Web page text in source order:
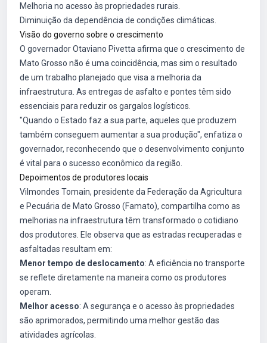
Melhoria no acesso às propriedades rurais.
Diminuição da dependência de condições climáticas.
Visão do governo sobre o crescimento
O governador Otaviano Pivetta afirma que o crescimento de
Mato Grosso não é uma coincidência, mas sim o resultado
de um trabalho planejado que visa a melhoria da
infraestrutura. As entregas de asfalto e pontes têm sido
essenciais para reduzir os gargalos logísticos.
"Quando o Estado faz a sua parte, aqueles que produzem
também conseguem aumentar a sua produção", enfatiza o
governador, reconhecendo que o desenvolvimento conjunto
é vital para o sucesso econômico da região.
Depoimentos de produtores locais
Vilmondes Tomain, presidente da Federação da Agricultura
e Pecuária de Mato Grosso (Famato), compartilha como as
melhorias na infraestrutura têm transformado o cotidiano
dos produtores. Ele observa que as estradas recuperadas e
asfaltadas resultam em:
Menor tempo de deslocamento: A eficiência no transporte
se reflete diretamente na maneira como os produtores
operam.
Melhor acesso: A segurança e o acesso às propriedades
são aprimorados, permitindo uma melhor gestão das
atividades agrícolas.